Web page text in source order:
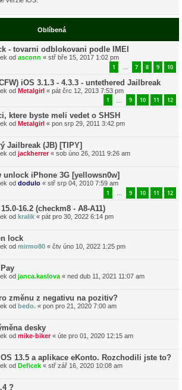
Oblíbená
- tovarni odblokovani podle IMEI
od asconn « stř bře 15, 2017 1:02 pm
1 … 7 8 9 10
iOS 3.1.3 - 4.3.3 - untethered Jailbreak
od Metalgirl « pát črc 12, 2013 7:53 pm
1 9 10 11 12
ktere byste meli vedet o SHSH
od Metalgirl « pon srp 29, 2011 3:42 pm
Jailbreak (JB) [TIPY]
od jackherrer« sob úno 26, 2011 9:26 am
unlock iPhone 3G [yellowsn0w]
od dodulo « stř srp 04, 2010 7:59 am
1 … 9 10 11 12
16.2 (checkm8 - A8-A11)
od kralik « pát pro 30, 2022 6:14 pm
lock
od mirmo80 « čtv úno 10, 2022 1:25 pm
od janca.kaslova « ned dub 11, 2021 11:07 am
změnu z negativu na pozitiv?
od bedo. « pon pro 21, 2020 7:00 am
desky
od mike-biker« úte pro 01, 2020 12:15 am
13.5 a aplikace eKonto. Rozchodili jste to?
od Deficek « stř zář 16, 2020 10:08 am
?